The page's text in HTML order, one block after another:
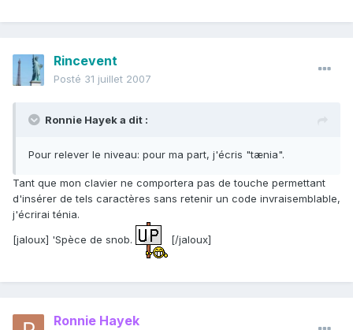
Rincevent
Posté 31 juillet 2007
Ronnie Hayek a dit :
Pour relever le niveau: pour ma part, j'écris "tænia".
Tant que mon clavier ne comportera pas de touche permettant
d'insérer de tels caractères sans retenir un code invraisemblable,
j'écrirai ténia.
[jaloux] 'Spèce de snob.
[/jaloux]
Ronnie Hayek